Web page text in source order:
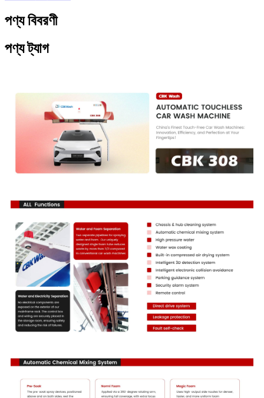
পণ্য বিবরণী
পণ্য ট্যাগ